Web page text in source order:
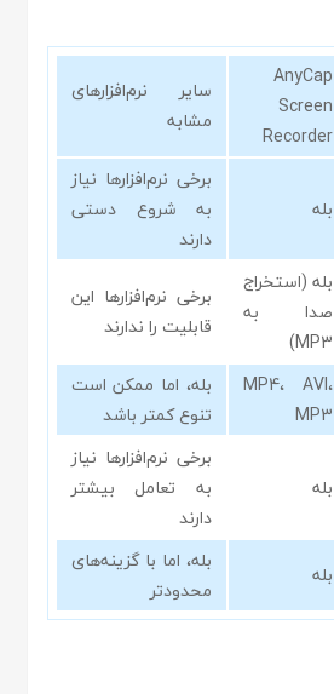
AnyCap
Screen
Recorder
سایر نرم‌افزارهای
مشابه
بله
برخی نرم‌افزارها نیاز
به شروع دستی
دارند
بله (استخراج
صدا به
MP3)
برخی نرم‌افزارها این
قابلیت را ندارند
MP4، AVI،
MP3
بله، اما ممکن است
تنوع کمتر باشد
بله
برخی نرم‌افزارها نیاز
به تعامل بیشتر
دارند
بله
بله، اما با گزینه‌های
محدودتر